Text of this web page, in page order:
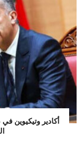
أكادير وتيكيوين